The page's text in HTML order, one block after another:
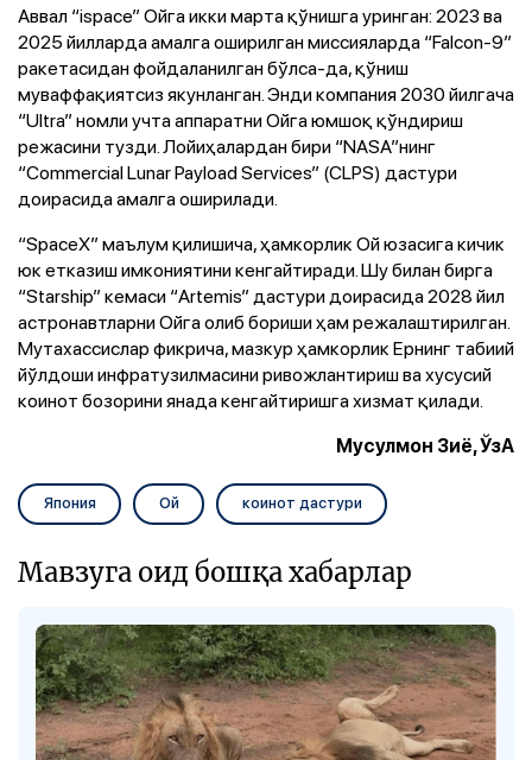
Аввал “ispace” Ойга икки марта қўнишга уринган: 2023 ва
2025 йилларда амалга оширилган миссияларда “Falcon-9”
ракетасидан фойдаланилган бўлса-да, қўниш
муваффақиятсиз якунланган. Энди компания 2030 йилгача
“Ultra” номли учта аппаратни Ойга юмшоқ қўндириш
режасини тузди. Лойиҳалардан бири “NASA”нинг
“Commercial Lunar Payload Services” (CLPS) дастури
доирасида амалга оширилади.
“SpaceX” маълум қилишича, ҳамкорлик Ой юзасига кичик
юк етказиш имкониятини кенгайтиради. Шу билан бирга
“Starship” кемаси “Artemis” дастури доирасида 2028 йил
астронавтларни Ойга олиб бориши ҳам режалаштирилган.
Мутахассислар фикрича, мазкур ҳамкорлик Ернинг табиий
йўлдоши инфратузилмасини ривожлантириш ва хусусий
коинот бозорини янада кенгайтиришга хизмат қилади.
Мусулмон Зиё, ЎзА
Япония Ой коинот дастури
Мавзуга оид бошқа хабарлар